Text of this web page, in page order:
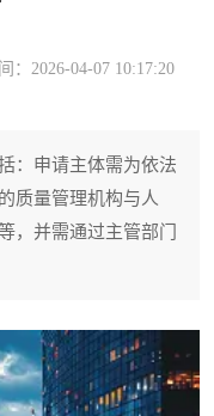
：2026-04-07 10:17:20
：申请主体需为依法
质量管理机构与人
，并需通过主管部门